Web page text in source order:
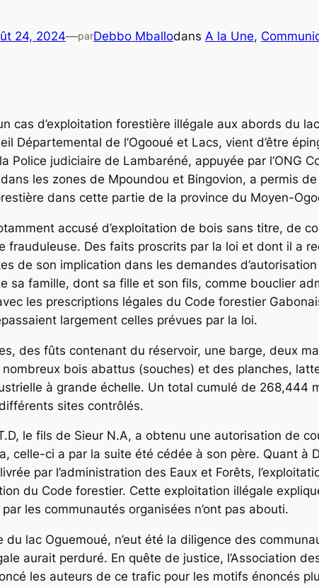
24, 2024—parDebbo Mballodans A la Une,
cas d’exploitation forestière illégale aux abords du
Départemental de l’Ogooué et Lacs, vient d’être
Police judiciaire de Lambaréné, appuyée par l’ONG
les zones de Mpoundou et Bingovion, a permis
dans cette partie de la province du Moyen-
accusé d’exploitation de bois sans titre, de
frauduleuse. Des faits proscrits par la loi et dont il a
de son implication dans les demandes
sa famille, dont sa fille et son fils, comme bouclier
les prescriptions légales du Code forestier
largement celles prévues par la loi.
des fûts contenant du réservoir, une barge, deux
bois abattus (souches) et des planches,
à grande échelle. Un total cumulé de 268,444
sites contrôlés.
le fils de Sieur N.A, a obtenu une autorisation de
celle-ci a par la suite été cédée à son père. Quant à
par l’administration des Eaux et Forêts,
du Code forestier. Cette exploitation illégale
les communautés organisées n’ont pas abouti.
du lac Oguemoué, n’eut été la diligence des
aurait perduré. En quête de justice, l’Association
les auteurs de ce trafic pour les motifs énoncés